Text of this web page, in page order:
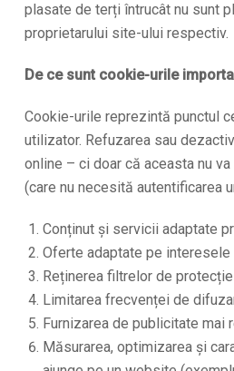
plasate de terți întrucât nu sunt
proprietarului site-ului respectiv.
De ce sunt cookie-urile
Cookie-urile reprezintă punctul
utilizator. Refuzarea sau
online – ci doar că aceasta nu
(care nu necesită autentificarea
Conținut și servicii adaptate
Oferte adaptate pe
Reținerea filtrelor de
Limitarea frecvenței de
Furnizarea de publicitate mai
Măsurarea, optimizarea și